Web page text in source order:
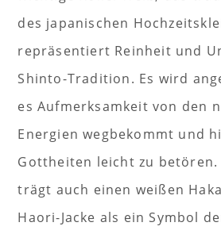
des japanischen
repräsentiert Reinheit und
Shinto-Tradition. Es wird
es Aufmerksamkeit von den
Energien wegbekommt und
Gottheiten leicht zu betören.
trägt auch einen weißen
Haori-Jacke als ein Symbol